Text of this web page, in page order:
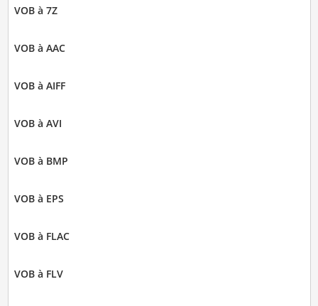
VOB à 7Z
VOB à AAC
VOB à AIFF
VOB à AVI
VOB à BMP
VOB à EPS
VOB à FLAC
VOB à FLV